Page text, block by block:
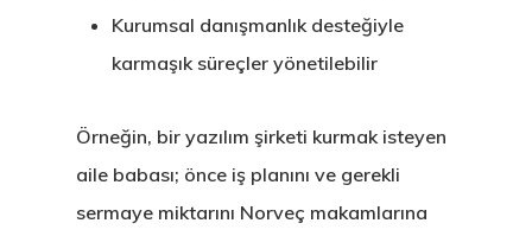
Kurumsal danışmanlık desteğiyle
karmaşık süreçler yönetilebilir
Örneğin, bir yazılım şirketi kurmak isteyen
aile babası; önce iş planını ve gerekli
sermaye miktarını Norveç makamlarına
Oturma Ve
Çalışma İzni